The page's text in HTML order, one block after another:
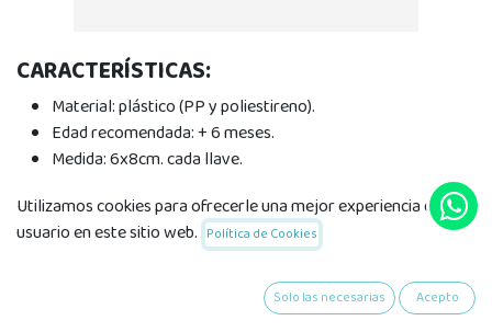
CARACTERÍSTICAS:
Material: plástico (PP y poliestireno).
Edad recomendada: + 6 meses.
Medida: 6x8cm. cada llave.
Mordedor de agua Llaves
Utilizamos cookies para ofrecerle una mejor experiencia de
usuario en este sitio web. Política de Cookies
Solo las necesarias Acepto